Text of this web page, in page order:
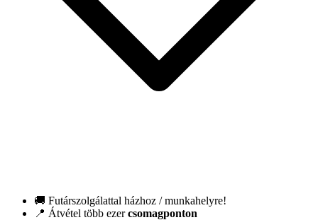
🚚 Futárszolgálattal házhoz / munkahelyre!
📍 Átvétel több ezercsomagponton